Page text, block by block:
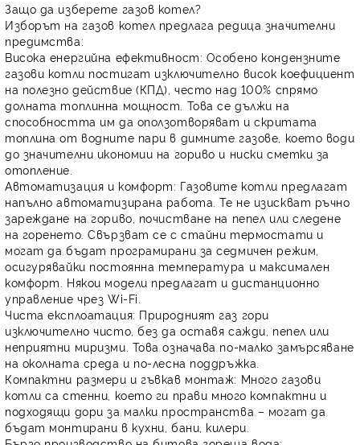
Защо да изберете газов котел?
Изборът на газов котел предлага редица значителни
предимства:
Висока енергийна ефективност: Особено кондензните
газови котли постигат изключително висок коефициент
на полезно действие (КПД), често над 100% спрямо
долната топлинна мощност. Това се дължи на
способността им да оползотворяват и скритата
топлина от водните пари в димните газове, което води
до значителни икономии на гориво и ниски сметки за
отопление.
Автоматизация и комфорт: Газовите котли предлагат
напълно автоматизирана работа. Те не изискват ръчно
зареждане на гориво, почистване на пепел или следене
на горенето. Свързват се сстайни термостати и
могат да бъдат програмирани за седмичен режим,
осигурявайки постоянна температура и максимален
комфорт. Някои модели предлагат идистанционно
управление чрез Wi-Fi
Чиста експлоатация: Природният газ гори
изключително чисто, без да оставя сажди, пепел или
неприятни миризми. Това означава по-малко замърсяване
на околната среда и по-лесна поддръжка.
Компактни размери и гъвкав монтаж: Много газови
котли састенни , което ги прави много компактни и
подходящи дори за малки пространства – могат да
бъдат монтирани в кухни, бани, килери.